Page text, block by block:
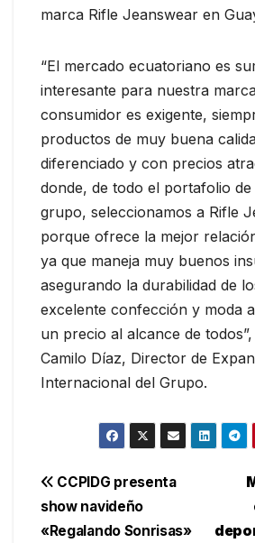
marca Rifle Jeanswear en
“El mercado ecuatoriano es
interesante para nuestra
consumidor es exigente,
productos de muy buena
diferenciado y con precios
donde, de todo el portafolio
grupo, seleccionamos a Rifle
porque ofrece la mejor
ya que maneja muy buenos
asegurando la durabilidad de
excelente confección y moda
un precio al alcance de
Camilo Díaz, Director de
Internacional del Grupo.
Navegación
de
CCPIDG presenta
show navideño
«Regalando Sonrisas»